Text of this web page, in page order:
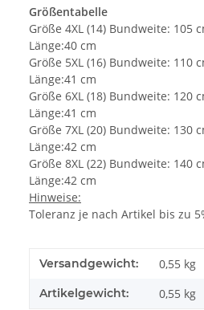
Größentabelle
Größe 4XL (14) Bundweite: 105
Länge:40 cm
Größe 5XL (16) Bundweite: 110
Länge:41 cm
Größe 6XL (18) Bundweite: 120
Länge:41 cm
Größe 7XL (20) Bundweite: 130
Länge:42 cm
Größe 8XL (22) Bundweite: 140
Länge:42 cm
Hinweise:
Toleranz je nach Artikel bis zu
Versandgewicht: 0,55 kg
Artikelgewicht: 0,55 kg